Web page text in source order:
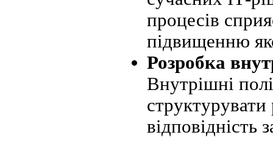
процесів
підвищенню
Розробка
Внутрішні
структурувати
відповідність